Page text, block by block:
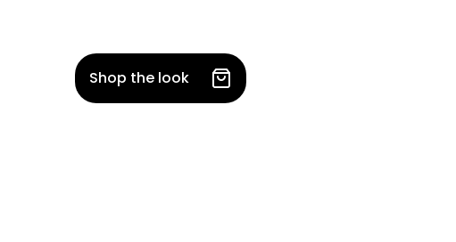
Shop the look